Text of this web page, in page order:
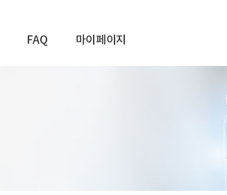
FAQ 마이페이지